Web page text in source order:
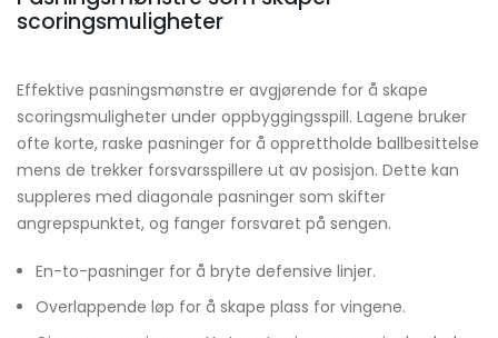
scoringsmuligheter
Effektive pasningsmønstre er avgjørende for å skape
scoringsmuligheter under oppbyggingsspill. Lagene bruker
ofte korte, raske pasninger for å opprettholde ballbesittelse
mens de trekker forsvarsspillere ut av posisjon. Dette kan
suppleres med diagonale pasninger som skifter
angrepspunktet, og fanger forsvaret på sengen.
En-to-pasninger for å bryte defensive linjer.
Overlappende løp for å skape plass for vingene.